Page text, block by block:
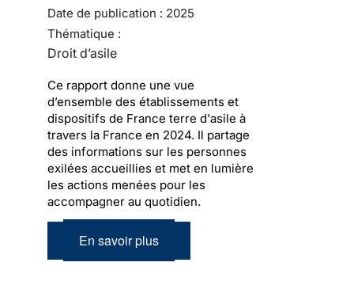
Date de publication : 2025
Thématique :
Droit d’asile
Ce rapport donne une vue
d’ensemble des établissements et
dispositifs de France terre d'asile à
travers la France en 2024. Il partage
des informations sur les personnes
exilées accueillies et met en lumière
les actions menées pour les
accompagner au quotidien.
En savoir plus